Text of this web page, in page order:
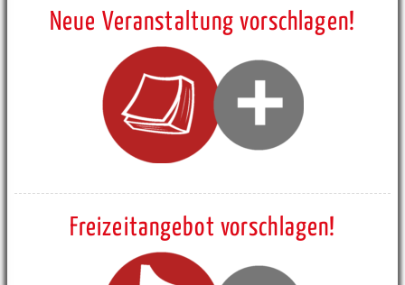
Neue Veranstaltung vorschlagen!
Freizeitangebot vorschlagen!